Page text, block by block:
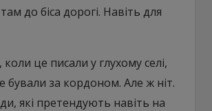
до біса дорогі. Навіть для
коли це писали у глухому селі,
бували за кордоном. Але ж ніт.
які претендують навіть на